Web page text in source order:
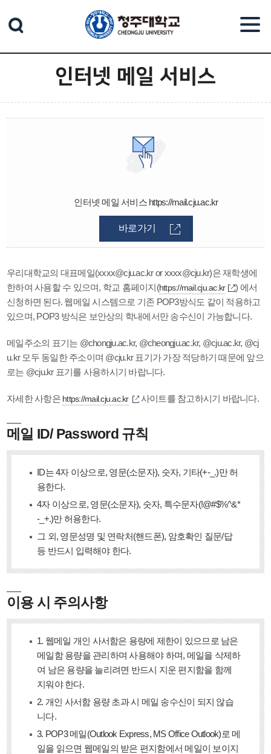
인터넷 메일 서비스
인터넷 메일 서비스 https://mail.cju.ac.kr
바로가기
우리대학교의 대표메일(xxxx@cju.ac.kr or xxxx@cju.kr)은 재학생에
한하여 사용할 수 있으며, 학교 홈페이지(https://mail.cju.ac.kr
) 에서
신청하면 된다. 웹메일 시스템으로 기존 POP3방식도 같이 적용하고
있으며, POP3 방식은 보안상의 학내에서만 송수신이 가능합니다.
메일주소의 표기는 @chongju.ac.kr, @cheongju.ac.kr, @cju.ac.kr, @cj
u.kr 모두 동일한 주소이며 @cju.kr 표기가 가장 적당하기 때문에 앞으
로는 @cju.kr 표기를 사용하시기 바랍니다.
자세한 사항은 https://mail.cju.ac.kr 사이트를 참고하시기 바랍니다.
메일 ID/ Password 규칙
ID는 4자 이상으로, 영문(소문자), 숫자, 기타(+-_.)만 허
용한다.
4자 이상으로, 영문(소문자), 숫자, 특수문자(!@#$%^&*
-_+.)만 허용한다.
그 외, 영문성명 및 연락처(핸드폰), 암호확인 질문/답
등 반드시 입력해야 한다.
이용 시 주의사항
1. 웹메일 개인 사서함은 용량에 제한이 있으므로 남은
메일함 용량을 관리하며 사용해야 하며, 메일을 삭제하
여 남은 용량을 늘리려면 반드시 지운 편지함을 함께
지워야 한다.
2. 개인 사서함 용량 초과 시 메일 송수신이 되지 않습
니다.
3. POP3 메일(Outlook Express, MS Office Outlook)로 메
일을 읽으면 웹메일의 받은 편지함에서 메일이 보이지